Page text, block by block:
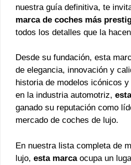
nuestra guía definitiva, te
marca de coches más
todos los detalles que la
Desde su fundación, esta
de elegancia, innovación y
historia de modelos icónicos
en la industria automotriz,
ganado su reputación como
mercado de coches de lujo.
En nuestra lista completa de
lujo, esta marcaocupa un